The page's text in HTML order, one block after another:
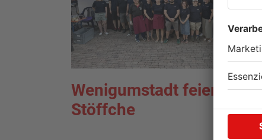
Wenigumstadt feiert das
Stöffche